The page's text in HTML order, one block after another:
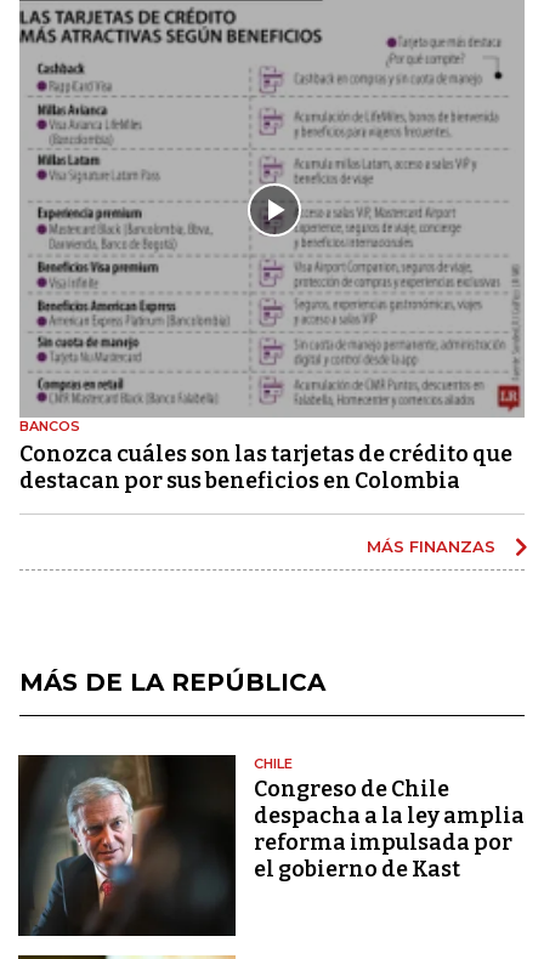
BANCOS
Conozca cuáles son las tarjetas de crédito que
destacan por sus beneficios en Colombia
MÁS FINANZAS
MÁS DE LA REPÚBLICA
CHILE
Congreso de Chile
despacha a la ley amplia
reforma impulsada por
el gobierno de Kast